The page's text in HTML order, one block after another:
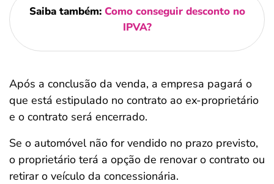
Saiba também: Como conseguir desconto no
IPVA?
Após a conclusão da venda, a empresa pagará o
que está estipulado no contrato ao ex-proprietário
e o contrato será encerrado.
Se o automóvel não for vendido no prazo previsto,
o proprietário terá a opção de renovar o contrato ou
retirar o veículo da concessionária.